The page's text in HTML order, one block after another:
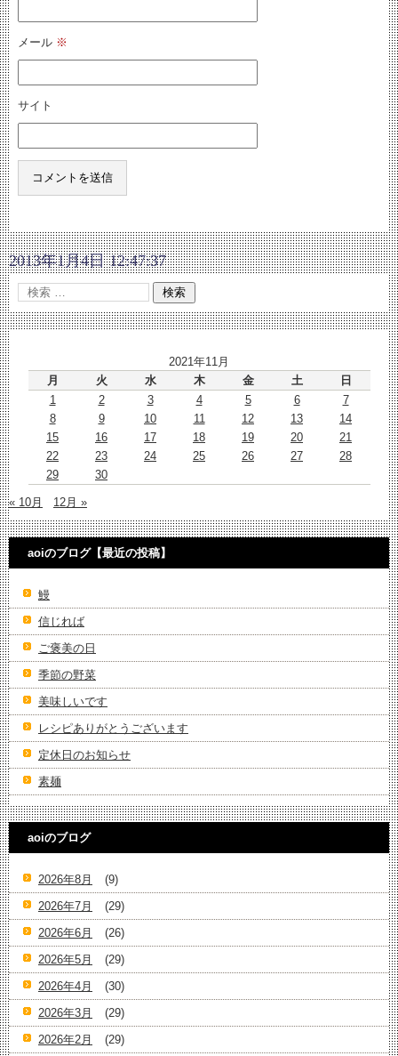
メール ※
サイト
2013年1月4日 12:47:37
2021年11月
月
火 水 木 金 土
日
1
2 3 4 5 6
7
8
9 10 11 12 13
14
15
16 17 18 19 20
21
22
23 24 25 26 27
28
29
30
« 10月 12月 »
aoiのブログ【最近の投稿】
鰻
信じれば
ご褒美の日
季節の野菜
美味しいです
レシピありがとうございます
定休日のお知らせ
素麺
aoiのブログ
2026年8月
(9)
2026年7月
(29)
2026年6月
(26)
2026年5月
(29)
2026年4月
(30)
2026年3月
(29)
2026年2月
(29)